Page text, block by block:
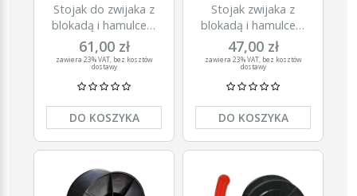
Stojak do zwijaka z
blokadą i hamulcem
Super Big, Kerbl
61,00 zł
zawiera 23% VAT, bez kosztów
dostawy
DO KOSZYKA
Stojak zwijaka z
blokadą i hamulcem
SUPER, Kerbl
47,00 zł
zawiera 23% VAT, bez kosztów
dostawy
DO KOSZYKA